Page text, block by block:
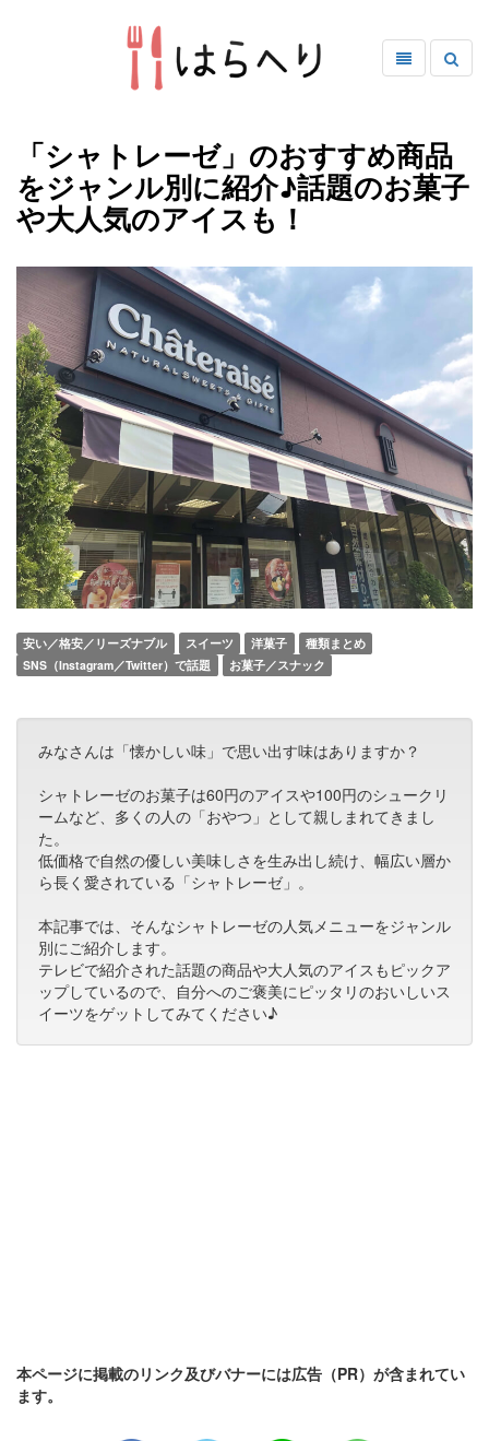
「シャトレーゼ」のおすすめ商品
をジャンル別に紹介♪話題のお菓子
や大人気のアイスも！
安い／格安／リーズナブル スイーツ 洋菓子
種類まとめ
SNS（Instagram／Twitter）で話題
お菓子／スナック
みなさんは「懐かしい味」で思い出す味はありますか？
シャトレーゼのお菓子は60円のアイスや100円のシュークリ
ームなど、多くの人の「おやつ」として親しまれてきまし
た。
低価格で自然の優しい美味しさを生み出し続け、幅広い層か
ら長く愛されている「シャトレーゼ」。
本記事では、そんなシャトレーゼの人気メニューをジャンル
別にご紹介します。
テレビで紹介された話題の商品や大人気のアイスもピックア
ップしているので、自分へのご褒美にピッタリのおいしいス
イーツをゲットしてみてください♪
本ページに掲載のリンク及びバナーには広告（PR）が含まれてい
ます。